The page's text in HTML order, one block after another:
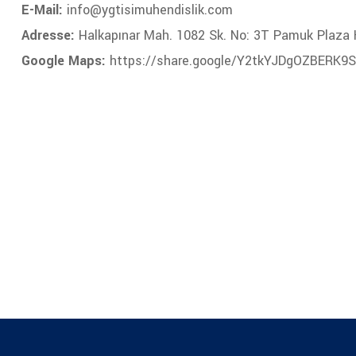
E-Mail: info@ygtisimuhendislik.com
Adresse: Halkapınar Mah. 1082 Sk. No: 3T Pamuk Plaza
Google Maps: https://share.google/